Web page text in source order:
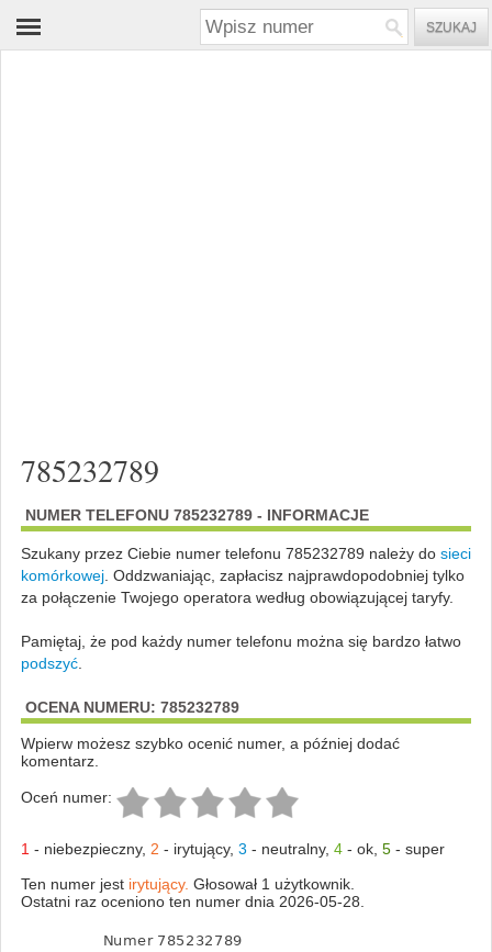
785232789
NUMER TELEFONU 785232789 - INFORMACJE
Szukany przez Ciebie numer telefonu 785232789 należy do sieci
komórkowej. Oddzwaniając, zapłacisz najprawdopodobniej tylko
za połączenie Twojego operatora według obowiązującej taryfy.
Pamiętaj, że pod każdy numer telefonu można się bardzo łatwo
podszyć.
OCENA NUMERU: 785232789
Wpierw możesz szybko ocenić numer, a później dodać
komentarz.
Oceń numer:
1 - niebezpieczny, 2 - irytujący, 3 - neutralny, 4- ok, 5- super
Ten numer jest irytujący. Głosował 1 użytkownik.
Ostatni raz oceniono ten numer dnia 2026-05-28.